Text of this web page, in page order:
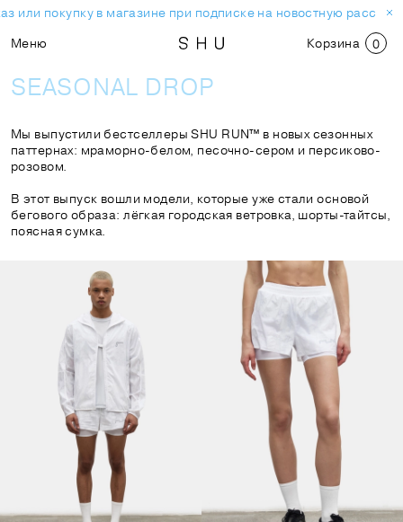
покупку в магазине при подписке на новостную рассылку.
Меню
Корзина 0
SEASONAL DROP
Мы выпустили бестселлеры SHU RUN™ в новых сезонных
паттернах: мраморно-белом, песочно-сером и персиково-
розовом.
В этот выпуск вошли модели, которые уже стали основой
бегового образа: лёгкая городская ветровка, шорты-тайтсы,
поясная сумка.